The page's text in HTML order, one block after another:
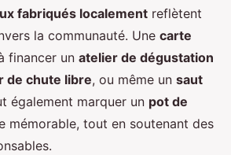
fabriqués localement reflètent
la communauté. Une carte
financer un atelier de dégustation
de chute libre, ou même un saut
également marquer un pot de
mémorable, tout en soutenant des